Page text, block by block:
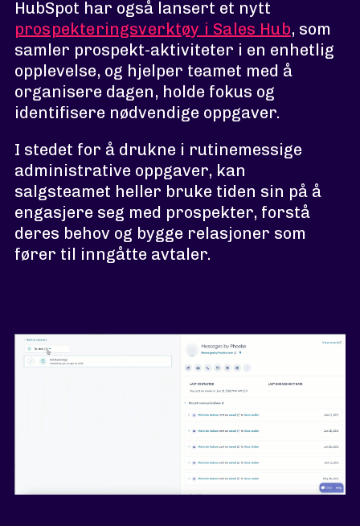
HubSpot har også lansert et nytt
prospekteringsverktøy i Sales Hub, som
samler prospekt-aktiviteter i en enhetlig
opplevelse, og hjelper teamet med å
organisere dagen, holde fokus og
identifisere nødvendige oppgaver.
I stedet for å drukne i rutinemessige
administrative oppgaver, kan
salgsteamet heller bruke tiden sin på å
engasjere seg med prospekter, forstå
deres behov og bygge relasjoner som
fører til inngåtte avtaler.